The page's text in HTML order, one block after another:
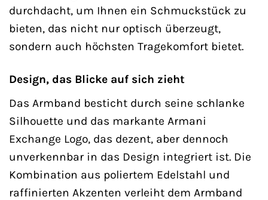
durchdacht, um Ihnen ein Schmuckstück zu
bieten, das nicht nur optisch überzeugt,
sondern auch höchsten Tragekomfort bietet.
Design, das Blicke auf sich zieht
Das Armband besticht durch seine schlanke
Silhouette und das markante Armani
Exchange Logo, das dezent, aber dennoch
unverkennbar in das Design integriert ist. Die
Kombination aus poliertem Edelstahl und
raffinierten Akzenten verleiht dem Armband